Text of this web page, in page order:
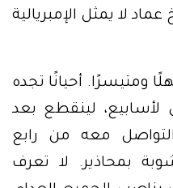
لا يمثل الإمبريالية
ومتيسرًا. أحيانًا تجده
لينقطع بعد
معه من رابع
بمحاذير. لا تعرف